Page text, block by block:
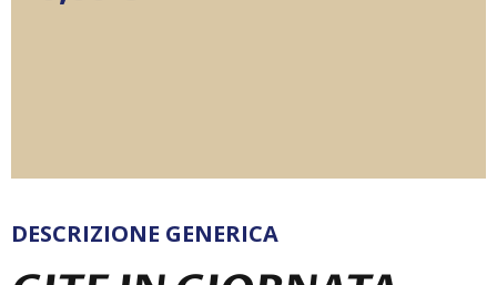
DESCRIZIONE GENERICA